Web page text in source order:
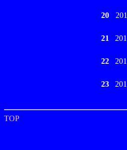
20
21
22
23
TOP